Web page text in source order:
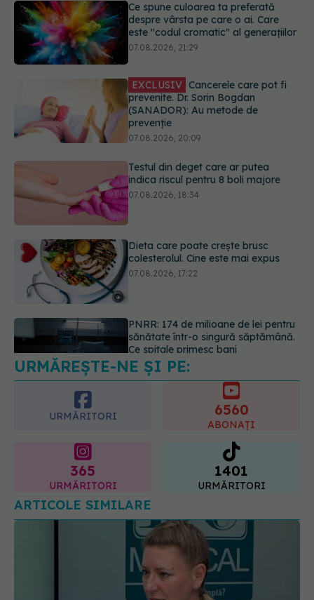
EXCLUSIV Cancerele care pot fi
prevenite. Dr. Sorin Bogdan
(SANADOR): Au metode de
prevenție
Testul din deget care ar putea
indica riscul pentru 8 boli majore
07.08.2026, 18:34
Dieta care poate crește brusc
colesterolul. Cine este mai expus
07.08.2026, 17:22
PNRR: 174 de milioane de lei pentru
sănătate într-o singură săptămână.
Ce spitale primesc bani
Ce spune culoarea ta preferată
despre vârsta pe care o ai. Care
este "codul cromatic" al generațiilor
07.08.2026, 21:29
URMĂREȘTE-NE ȘI PE:
URMĂRITORI
365 1401
ARTICOLE SIMILARE